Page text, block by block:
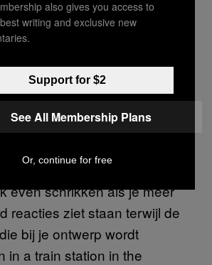
die beter bekend is met
van te zijn wat dit inhield.
voordat het inzonk.
ontwerper als het
met een oud ontwerp van
gaat?
het heel mooi uit, gezien de
verkiezingen.
even schrikken als je meer
reacties ziet staan terwijl de
bij je ontwerp wordt
in a train station in the
also gives you access to
writing and exclusive new
Support for $2
See All Membership Plans
Or, continue for free